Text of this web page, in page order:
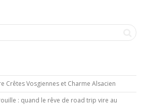
Crêtes Vosgiennes et Charme Alsacien
: quand le rêve de road trip vire au